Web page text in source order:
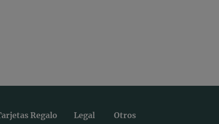
Regalo Legal Otros